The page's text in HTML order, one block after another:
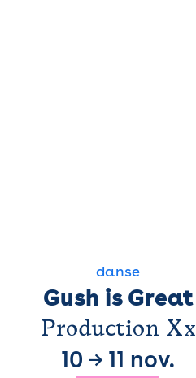
danse
Gush is Great
Production Xx
10 → 11 nov.